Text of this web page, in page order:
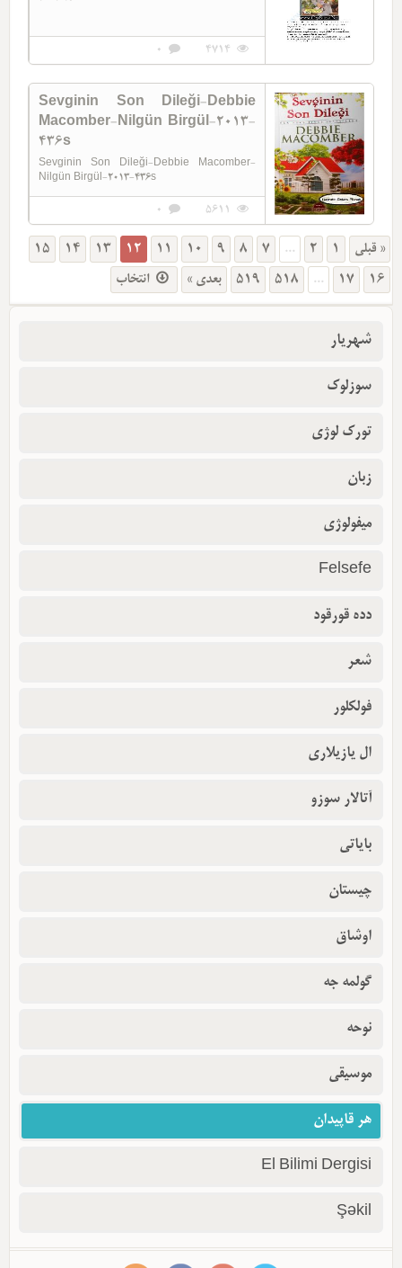
4714
0
Sevginin Son Dileği-Debbie
Macomber-Nilgün Birgül-2013-
436s
Sevginin Son Dileği-Debbie Macomber-
Nilgün Birgül-2013-436s
5611
0
« قبلی 1
2
...
7
8
9
10
11
12
13
14
15
16
17
...
518
519 بعدی » انتخاب
شهریار
سوزلوک
تورک لوژی
زبان
میفولوژی
Felsefe
دده قورقود
شعر
فولکلور
ال یازیلاری
آتالار سوزو
بایاتی
چیستان
اوشاق
گولمه جه
نوحه
موسیقی
هر قاپیدان
El Bilimi Dergisi
Şəkil